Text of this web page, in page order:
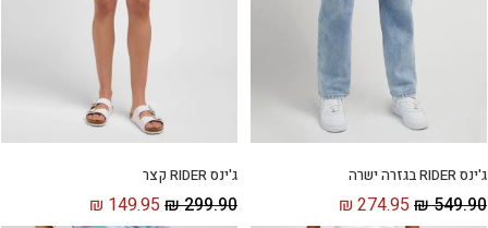
ג'ינס RIDER בגזרה ישרה
₪549.90
₪ 274.95
ג'ינס RIDER קצר
₪299.90
₪ 149.95